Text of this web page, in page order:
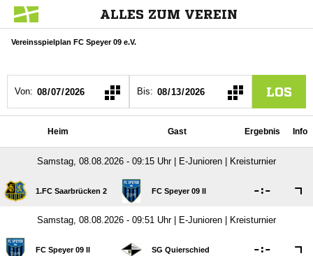
ALLES ZUM VEREIN
Vereinsspielplan FC Speyer 09 e.V.
Von: Bis: LOS
Heim Gast Ergebnis Info
Samstag, 08.08.2026 - 09:15 Uhr | E-Junioren | Kreisturnier
1.FC Saarbrücken 2 FC Speyer 09 II :
Samstag, 08.08.2026 - 09:51 Uhr | E-Junioren | Kreisturnier
FC Speyer 09 II SG Quierschied :